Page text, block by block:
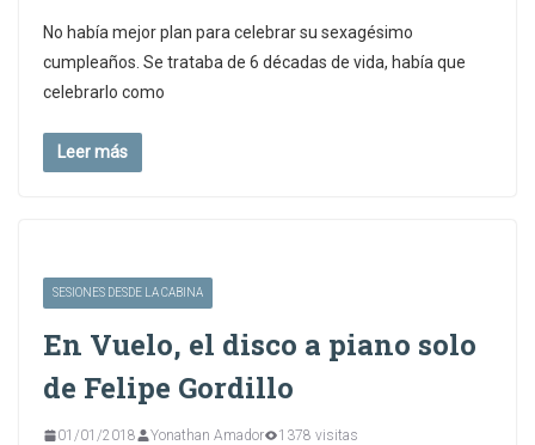
No había mejor plan para celebrar su sexagésimo
cumpleaños. Se trataba de 6 décadas de vida, había que
celebrarlo como
Leer más
SESIONES DESDE LA CABINA
En Vuelo, el disco a piano solo
de Felipe Gordillo
01/01/2018 Yonathan Amador 1378 visitas